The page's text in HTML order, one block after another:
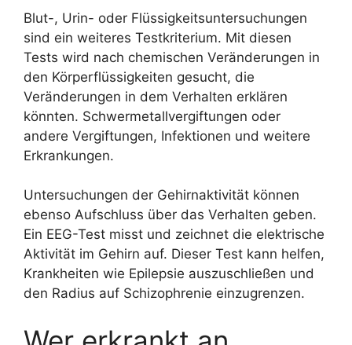
Blut-, Urin- oder Flüssigkeitsuntersuchungen
sind ein weiteres Testkriterium. Mit diesen
Tests wird nach chemischen Veränderungen in
den Körperflüssigkeiten gesucht, die
Veränderungen in dem Verhalten erklären
könnten. Schwermetallvergiftungen oder
andere Vergiftungen, Infektionen und weitere
Erkrankungen.
Untersuchungen der Gehirnaktivität können
ebenso Aufschluss über das Verhalten geben.
Ein EEG-Test misst und zeichnet die elektrische
Aktivität im Gehirn auf. Dieser Test kann helfen,
Krankheiten wie Epilepsie auszuschließen und
den Radius auf Schizophrenie einzugrenzen.